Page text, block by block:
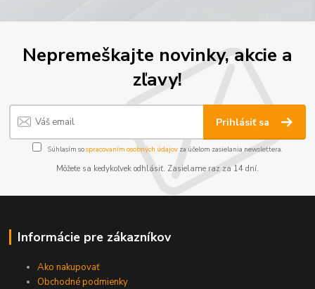
Nepremeškajte novinky, akcie a
zľavy!
Prihlásiť sa
Súhlasím sospracovaním osobných údajov za účelom zasielania newslettera.
Môžete sa kedykoľvek odhlásiť. Zasielame raz za 14 dní.
Informácie pre zákazníkov
Ako nakupovať
Obchodné podmienky